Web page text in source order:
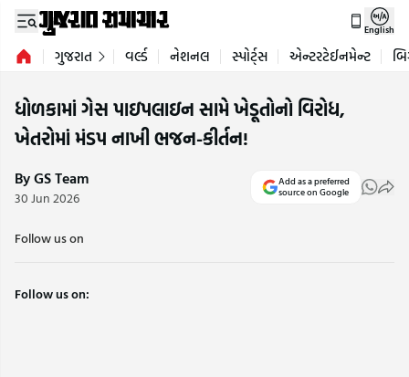
English
ગુજરાત વર્લ્ડ નેશનલ સ્પોર્ટ્સ એન્ટરટેઈનમેન્ટ
ધોળકામાં ગેસ પાઇપલાઇન સામે ખેડૂતોનો વિરોધ,
ખેતરોમાં મંડપ નાખી ભજન-કીર્તન!
By GS Team
30 Jun 2026
Add as a preferred
source on Google
Follow us on
Follow us on: